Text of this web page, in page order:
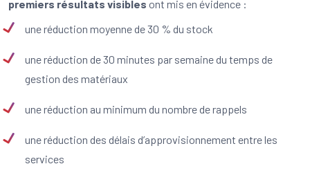
premiers résultats visibles ont mis en évidence :
une réduction moyenne de 30 % du stock
une réduction de 30 minutes par semaine du temps de
gestion des matériaux
une réduction au minimum du nombre de rappels
une réduction des délais d’approvisionnement entre les
services